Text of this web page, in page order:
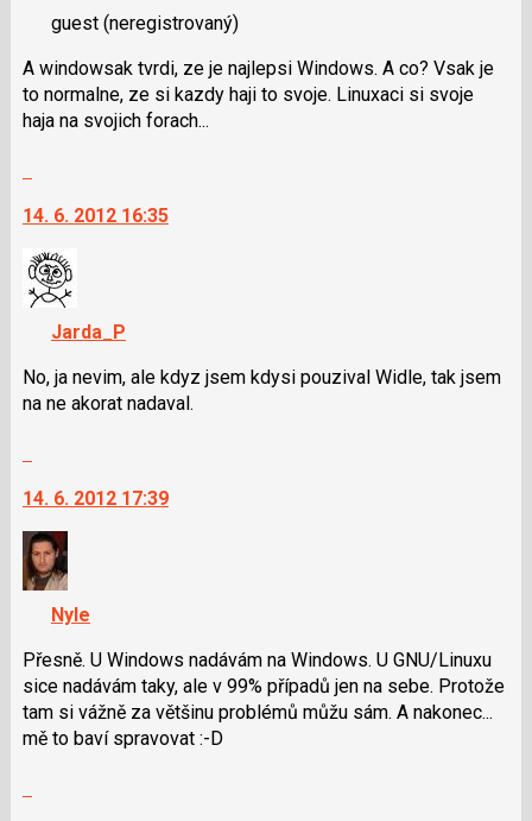
předchozí
nový
názor
názor.
navigaci
lze
použít
N
následující
a
P
pro
předchozí
nový
guest (neregistrovaný)
A windowsak tvrdi, ze je najlepsi Windows. A co? Vsak je
to normalne, ze si kazdy haji to svoje. Linuxaci si svoje
haja na svojich forach...
další
názor.
K
navigaci
lze
použít
i
následující
a
P
pro
předchozí
názor
14. 6. 2012 16:35
Jarda_P
No, ja nevim, ale kdyz jsem kdysi pouzival Widle, tak jsem
na ne akorat nadaval.
další
nový
názor.
K
navigaci
lze
použít
i
klávesy
N
14. 6. 2012 17:39
Nyle
Přesně. U Windows nadávám na Windows. U GNU/Linuxu
sice nadávám taky, ale v 99% případů jen na sebe. Protože
tam si vážně za většinu problémů můžu sám. A nakonec...
mě to baví spravovat :-D